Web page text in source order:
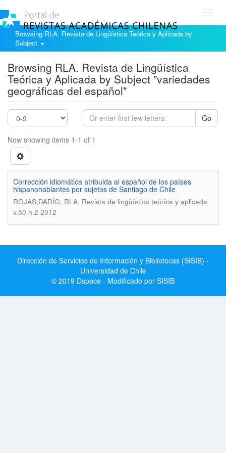
Browsing RLA. Revista de Lingüística Teórica y Aplicada by
Subject
Browsing RLA. Revista de Lingüística
Teórica y Aplicada by Subject "variedades
geográficas del español"
Go
Now showing items 1-1 of 1
Corrección idiomática atribuida al español de los países
hispanohablantes por sujetos de Santiago de Chile
ROJAS,DARÍO. RLA. Revista de lingüística teórica y aplicada
v.50 n.2 2012
Dirección de Servicios de Información y Bibliotecas (SISIB) -
Universidad de Chile
© 2019 Dspace - Modificado por SISIB